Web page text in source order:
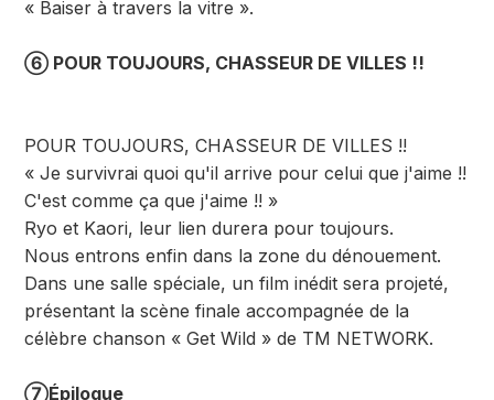
« Baiser à travers la vitre ».
⑥ POUR TOUJOURS, CHASSEUR DE VILLES !!
POUR TOUJOURS, CHASSEUR DE VILLES !!
« Je survivrai quoi qu'il arrive pour celui que j'aime !!
C'est comme ça que j'aime !! »
Ryo et Kaori, leur lien durera pour toujours.
Nous entrons enfin dans la zone du dénouement.
Dans une salle spéciale, un film inédit sera projeté,
présentant la scène finale accompagnée de la
célèbre chanson « Get Wild » de TM NETWORK.
⑦Épilogue